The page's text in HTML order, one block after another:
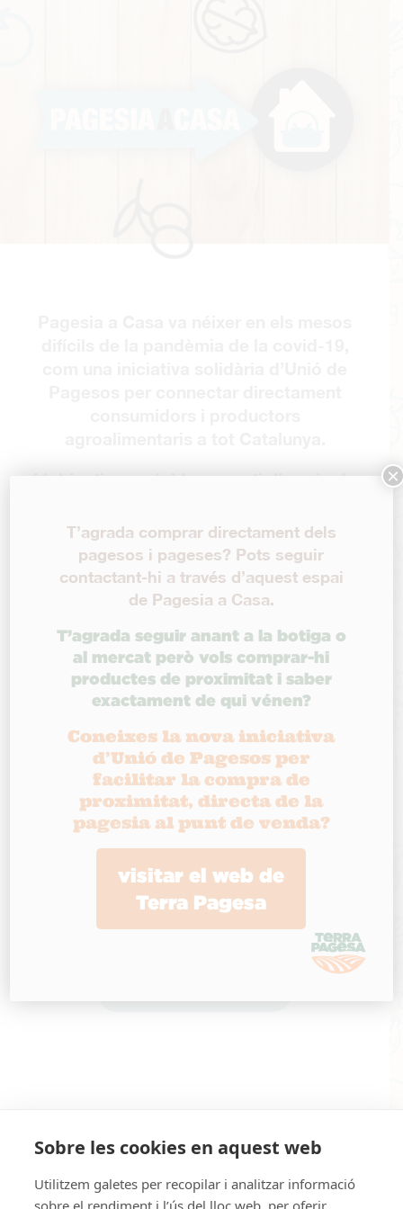
L’objectiu era doble: garantir l’accés de
proximitat, i donar sortida a la producció
pagesa en un moment en què molts
mercats municipals romanien tancats.
Avui, superada aquella etapa, mantenim
aquest espai com a llegat útil: un directori
que recull els contactes de molts pagesos i
pageses que aleshores van oferir els seus
productes directament a la ciutadania.
És possible que algunes dades ja no estiguin
actualitzades, però confiem que el directori
pugui continuar essent una eina de
proximitat per a qui vulgui seguir comprant
suport i confiança amb què va néixer el
projecte.
T’agrada comprar directament dels
pagesos i pageses? Pots seguir
contactant-hi a través d’aquest espai
de Pagesia a Casa.
T’agrada seguir anant a la botiga o
al mercat però vols comprar-hi
productes de proximitat i saber
exactament de qui vénen?
Coneixes la nova iniciativa
d’Unió de Pagesos per
facilitar la compra de
proximitat, directa de la
pagesia al punt de venda?
visitar el web de
Terra Pagesa
×
Sobre les cookies en aquest web
Utilitzem galetes per recopilar i analitzar informació
sobre el rendiment i l’ús del lloc web, per oferir